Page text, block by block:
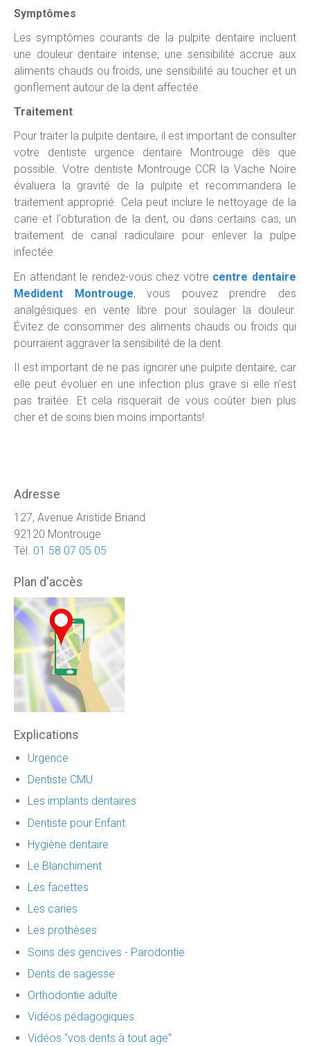
Symptômes
Les symptômes courants de la pulpite dentaire incluent
une douleur dentaire intense, une sensibilité accrue aux
aliments chauds ou froids, une sensibilité au toucher et un
gonflement autour de la dent affectée.
Traitement
Pour traiter la pulpite dentaire, il est important de consulter
votre dentiste urgence dentaire Montrouge dès que
possible. Votre dentiste Montrouge CCR la Vache Noire
évaluera la gravité de la pulpite et recommandera le
traitement approprié. Cela peut inclure le nettoyage de la
carie et l'obturation de la dent, ou dans certains cas, un
traitement de canal radiculaire pour enlever la pulpe
infectée.
En attendant le rendez-vous chez votre centre dentaire
Medident Montrouge, vous pouvez prendre des
analgésiques en vente libre pour soulager la douleur.
Évitez de consommer des aliments chauds ou froids qui
pourraient aggraver la sensibilité de la dent.
Il est important de ne pas ignorer une pulpite dentaire, car
elle peut évoluer en une infection plus grave si elle n'est
pas traitée. Et cela risquerait de vous coûter bien plus
cher et de soins bien moins importants!.
Adresse
127, Avenue Aristide Briand
92120 Montrouge
Tél. 01 58 07 05 05
Plan d'accès
Explications
Urgence
Dentiste CMU
Les implants dentaires
Dentiste pour Enfant
Hygiène dentaire
Le Blanchiment
Les facettes
Les caries
Les prothèses
Soins des gencives - Parodontie
Dents de sagesse
Orthodontie adulte
Vidéos pédagogiques
Vidéos "vos dents à tout age"